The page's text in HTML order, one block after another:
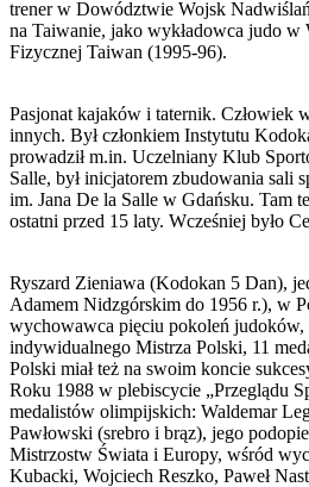
trener w Dowództwie Wojsk
na Taiwanie, jako wykładowca judo
Fizycznej Taiwan (1995-96).
Pasjonat kajaków i taternik. Człowiek
innych. Był członkiem Instytutu
prowadził m.in. Uczelniany Klub
Salle, był inicjatorem zbudowania sali
im. Jana De la Salle w Gdańsku. Tam
ostatni przed 15 laty. Wcześniej było
Ryszard Zieniawa (Kodokan 5 Dan),
Adamem Nidzgórskim do 1956 r.), w
wychowawca pięciu pokoleń judoków,
indywidualnego Mistrza Polski, 11
Polski miał też na swoim koncie
Roku 1988 w plebiscycie „Przeglądu
medalistów olimpijskich: Waldemar
Pawłowski (srebro i brąz), jego
Mistrzostw Świata i Europy, wśród
Kubacki, Wojciech Reszko, Paweł